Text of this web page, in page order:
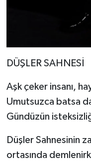
DÜŞLER SAHNESİ
Aşk çeker insanı,
Umutsuzca batsa
Gündüzün
Düşler Sahnesinin
ortasında